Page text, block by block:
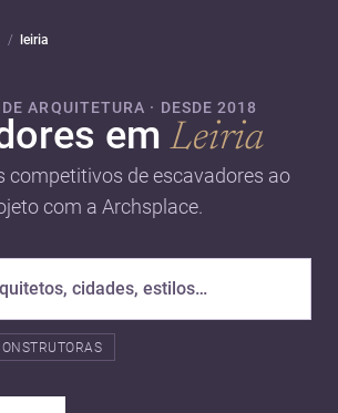
leiria
ARQUITETURA · DESDE 2018
emLeiria
competitivos de escavadores ao
com a Archsplace.